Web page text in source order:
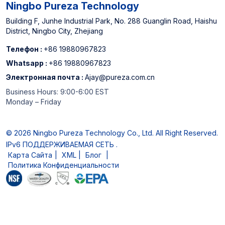
Ningbo Pureza Technology
Building F, Junhe Industrial Park, No. 288 Guanglin Road, Haishu
District, Ningbo City, Zhejiang
Телефон : +86 19880967823
Whatsapp : +86 19880967823
Электронная почта : Ajay@pureza.com.cn
Business Hours: 9:00-6:00 EST
Monday – Friday
© 2026 Ningbo Pureza Technology Co., Ltd. All Right Reserved.
IPv6 ПОДДЕРЖИВАЕМАЯ СЕТЬ .
Карта Сайта
XML Блог
Политика Конфиденциальности